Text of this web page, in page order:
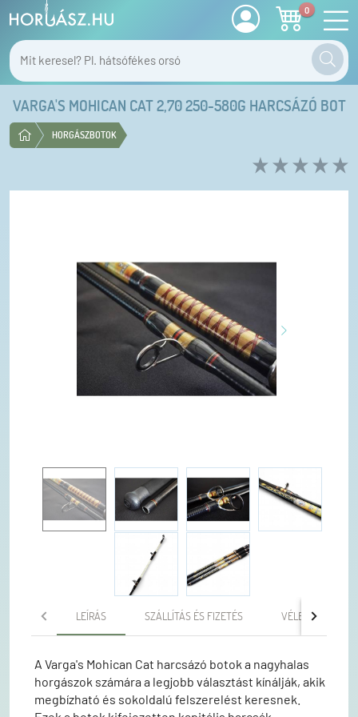
0
VARGA'S MOHICAN CAT 2,70 250-580G HARCSÁZÓ BOT
HORGÁSZBOTOK
LEÍRÁS SZÁLLÍTÁS ÉS FIZETÉS VÉLEMÉNYEK
A Varga's Mohican Cat harcsázó botok a nagyhalas
horgászok számára a legjobb választást kínálják, akik
megbízható és sokoldalú felszerelést keresnek.